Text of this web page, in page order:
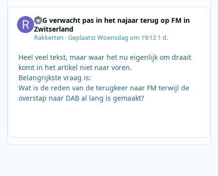
SRG verwacht pas in het najaar terug op FM in
Zwitserland
Rakkerten ·GeplaatstWoensdag om 19:12 1 d.
Heel veel tekst, maar waar het nu eigenlijk om draait
komt in het artikel niet naar voren.
Belangrijkste vraag is:
Wat is de reden van de terugkeer naar FM terwijl de
overstap naar DAB al lang is gemaakt?